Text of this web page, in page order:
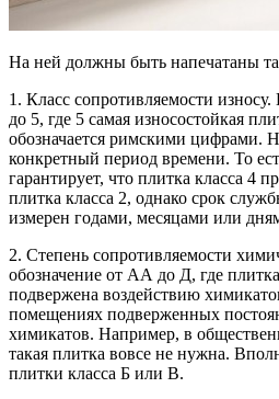
На ней должны быть напечатаны
1. Класс сопротивляемости
до 5, где 5 самая износостойкая
обозначается римскими цифрами.
конкретный период времени. То
гарантирует, что плитка класса 4
плитка класса 2, однако срок
измерен годами, месяцами или
2. Степень сопротивляемости
обозначение от АА до Д, где
подвержена воздействию
помещениях подверженных
химикатов. Например, в
такая плитка вовсе не нужна.
плитки класса Б или В.